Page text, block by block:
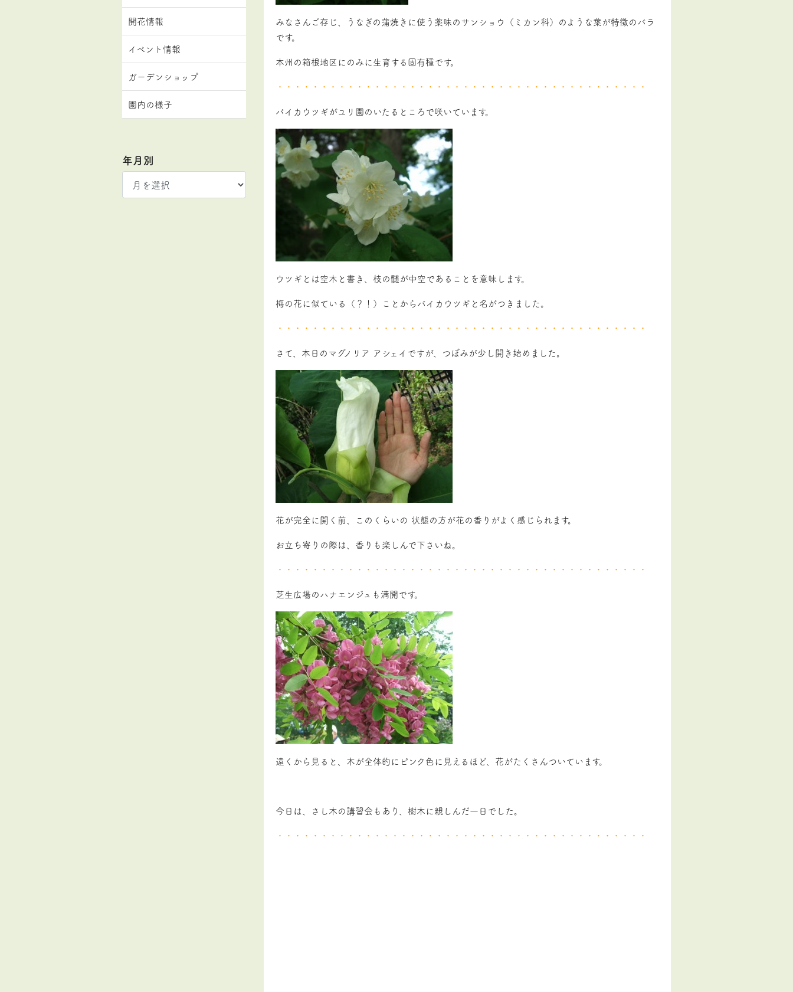
みなさんご存じ、うなぎの蒲焼きに使う薬味のサンショウ（ミカン科）のような葉が特徴のバラ
です。
本州の箱根地区にのみに生育する固有種です。
・・・・・・・・・・・・・・・・・・・・・・・・・・・・・・・・・・・・・・・・・・
バイカウツギがユリ園のいたるところで咲いています。
ウツギとは空木と書き、枝の髄が中空であることを意味します。
梅の花に似ている（？！）ことからバイカウツギと名がつきました。
・・・・・・・・・・・・・・・・・・・・・・・・・・・・・・・・・・・・・・・・・・
さて、本日のマグノリア アシェイですが、つぼみが少し開き始めました。
花が完全に開く前、このくらいの 状態の方が花の香りがよく感じられます。
お立ち寄りの際は、香りも楽しんで下さいね。
・・・・・・・・・・・・・・・・・・・・・・・・・・・・・・・・・・・・・・・・・・
芝生広場のハナエンジュも満開です。
遠くから見ると、木が全体的にピンク色に見えるほど、花がたくさんついています。
今日は、さし木の講習会もあり、樹木に親しんだ一日でした。
・・・・・・・・・・・・・・・・・・・・・・・・・・・・・・・・・・・・・・・・・・
開花情報
イベント情報
ガーデンショップ
園内の様子
年月別